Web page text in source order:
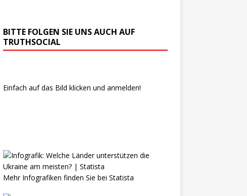
BITTE FOLGEN SIE UNS AUCH AUF
TRUTHSOCIAL
Einfach auf das Bild klicken und anmelden!
Mehr Infografiken finden Sie bei Statista